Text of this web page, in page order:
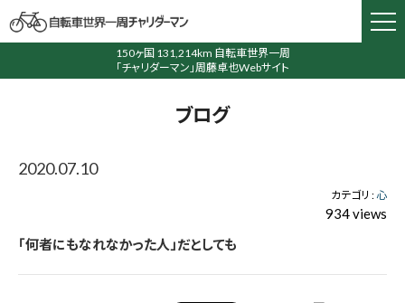
150ヶ国 131,214km 自転車世界一周
「チャリダーマン」周藤卓也Webサイト
ブログ
2020.07.10
カテゴリ :心
934 views
「何者にもなれなかった人」だとしても